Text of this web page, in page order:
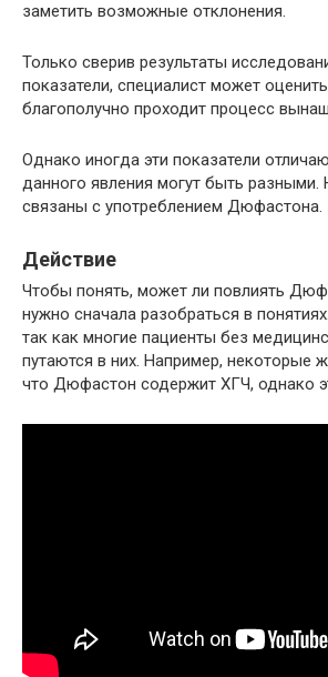
заметить возможные отклонения.
Только сверив результаты
показатели, специалист может
благополучно проходит процесс
Однако иногда эти показатели
данного явления могут быть разными.
связаны с употреблением Дюфастона.
Действие
Чтобы понять, может ли повлиять
нужно сначала разобраться в
так как многие пациенты без
путаются в них. Например, некоторые
что Дюфастон содержит ХГЧ, однако